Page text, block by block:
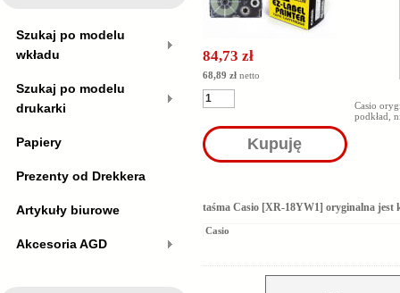
84,73 zł
68,89 zł netto
Kupuję
Casio
podkład,
taśma Casio [XR-18YW1] oryginalna
Casio
Szukaj po modelu
wkładu
Szukaj po modelu
drukarki
Papiery
Prezenty od Drekkera
Artykuły biurowe
Akcesoria AGD